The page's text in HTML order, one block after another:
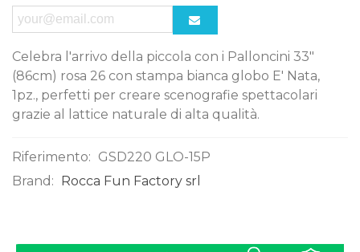
Celebra l'arrivo della piccola con i Palloncini 33"
(86cm) rosa 26 con stampa bianca globo E' Nata,
1pz., perfetti per creare scenografie spettacolari
grazie al lattice naturale di alta qualità.
Riferimento: GSD220 GLO-15P
Brand: Rocca Fun Factory srl